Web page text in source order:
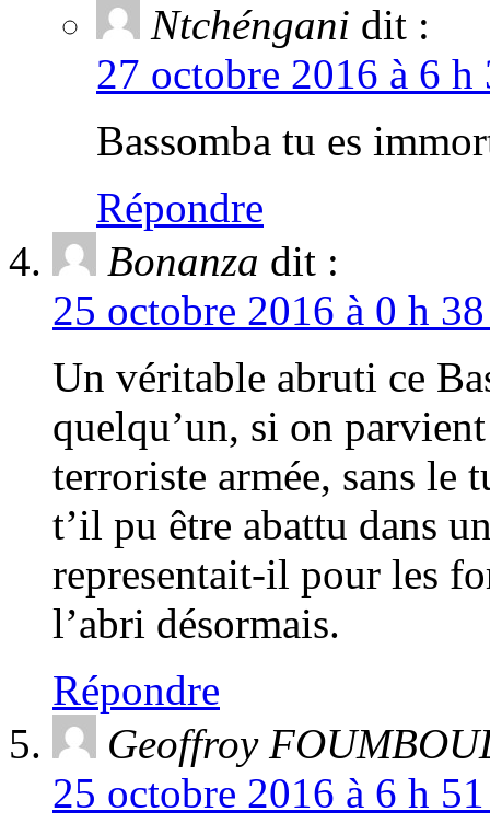
Ntchéngani dit :
27 octobre 2016 à 6
Bassomba tu es
Répondre
Bonanza dit :
25 octobre 2016 à 0 h
Un véritable abruti ce
quelqu’un, si on
terroriste armée, sans le
t’il pu être abattu dans
representait-il pour les
l’abri désormais.
Répondre
Geoffroy
25 octobre 2016 à 6 h